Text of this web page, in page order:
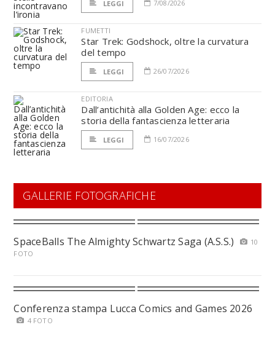
LEGGI 7/08/2026
FUMETTI
Star Trek: Godshock, oltre la curvatura
del tempo
LEGGI 26/07/2026
EDITORIA
Dall’antichità alla Golden Age: ecco la
storia della fantascienza letteraria
LEGGI 16/07/2026
GALLERIE FOTOGRAFICHE
SpaceBalls The Almighty Schwartz Saga (A.S.S.)
10
FOTO
Conferenza stampa Lucca Comics and Games 2026
4 FOTO